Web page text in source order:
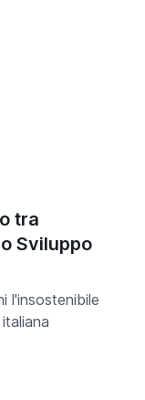
tra
Sviluppo
l'insostenibile